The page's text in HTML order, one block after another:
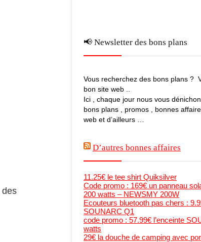
des
📢 Newsletter des bons plans
Vous recherchez des bons plans ?
bon site web ..
Ici , chaque jour nous vous
bons plans , promos , bonnes
web et d’ailleurs …
D’autres bonnes affaires
11.25€ le tee shirt Quiksilver
Code promo : 169€ un panneau
200 watts – NEWSMY 200W
Ecouteurs bluetooth pas chers :
SOUNARC Q1
code promo : 57.99€ l’enceinte
watts
29€ la douche de camping avec